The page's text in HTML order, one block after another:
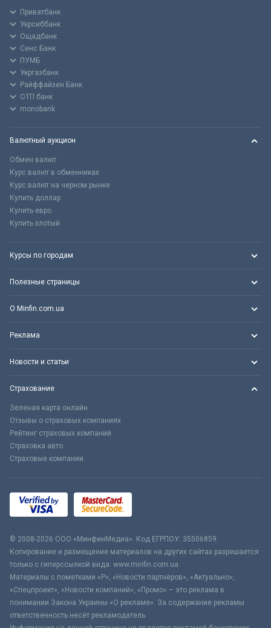
Приватбанк
Укрсиббанк
Ощадбанк
Сенс Банк
ПУМБ
Укргазбанк
Райффайзен Банк
ОТП банк
monobank
Валютный аукцион
Обмен валют
Курс валют в обменниках
Курс валют на черном рынке
Купить доллар
Купить евро
Купить злотый
Курсы по городам
Полезные страницы
О Minfin.com.ua
Реклама
Новости и статьи
Страхование
Зеленая карта онлайн
Отзывы о страховых компаниях
Рейтинг страховых компаний
Страховка авто
Страховые компании
© 2008-2026 ООО «МинфинМедиа». Код ЕГРПОУ: 35506859
Копирование и размещение материалов на других сайтах разрешается
только с гиперссылкой вида: www.minfin.com.ua
Материалы с пометками «Р», «Новости партнёров», «Актуально»,
«Спецпроект», «Новости компаний», «Промо» – это реклама в
понимании Закона Украины «О рекламе». За содержание рекламы
ответственность несёт рекламодатель.